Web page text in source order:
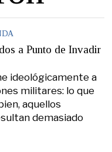
a Punto de Invadir
ideológicamente a
militares: lo que
aquellos
demasiado